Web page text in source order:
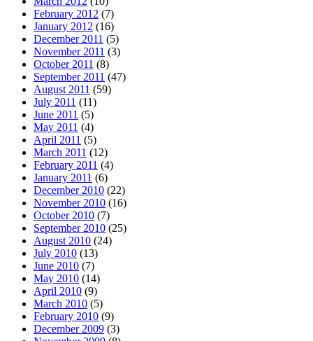
February 2012 (7)
January 2012 (16)
December 2011 (5)
November 2011 (3)
October 2011 (8)
September 2011 (47)
August 2011 (59)
July 2011 (11)
June 2011 (5)
May 2011 (4)
April 2011 (5)
March 2011 (12)
February 2011 (4)
January 2011 (6)
December 2010 (22)
November 2010 (16)
October 2010 (7)
September 2010 (25)
August 2010 (24)
July 2010 (13)
June 2010 (7)
May 2010 (14)
April 2010 (9)
March 2010 (5)
February 2010 (9)
December 2009 (3)